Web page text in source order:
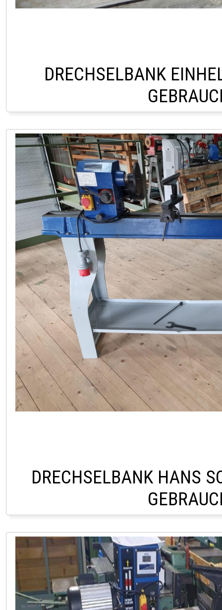
DRECHSELBANK
DRECHSELBANK HANS